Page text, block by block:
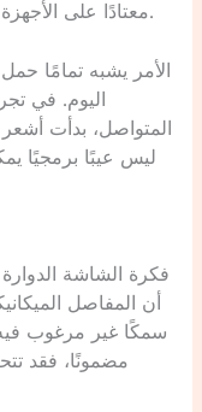
معتادًا على الأجهزة الخفيفة ذات الألواح المسطحة التقليدية.
الأمر يشبه تمامًا
اليوم. في
المتواصل، بدأت
ليس عيبًا برمجيًا
فكرة الشاشة الدوارة
سمكًا غير مرغوب فيه
مضمونًا، فقد